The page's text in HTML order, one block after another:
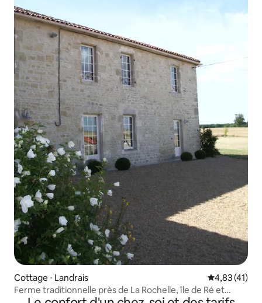
Cottage ⋅ Landrais Évaluation
4,83 (41)
Ferme traditionnelle près de La Rochelle, île de Ré et